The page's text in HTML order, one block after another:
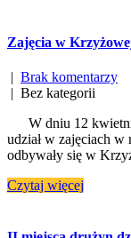
Zajęcia w
Brak komentarzy
| Bez kategorii
W dniu 12
udział w zajęciach
odbywały się w
Czytaj więcej